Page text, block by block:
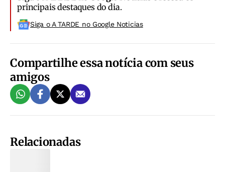
principais destaques do dia.
Siga o A TARDE no Google Noticias
Compartilhe essa notícia com seus
amigos
Relacionadas